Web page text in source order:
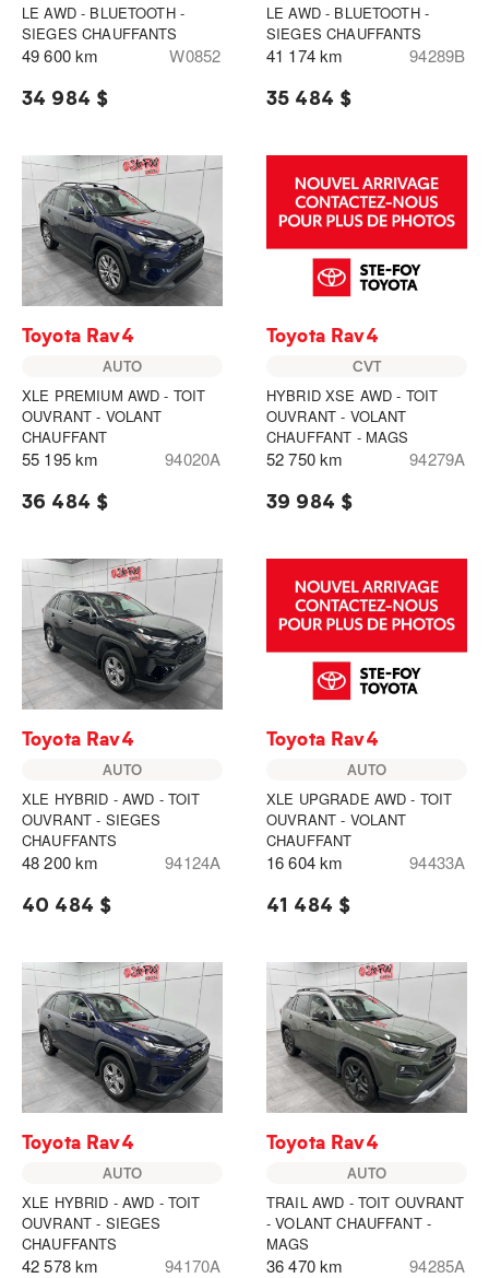
LE AWD - BLUETOOTH -
SIEGES CHAUFFANTS
49 600 km W0852
34 984 $
LE AWD - BLUETOOTH -
SIEGES CHAUFFANTS
41 174 km 94289B
35 484 $
Toyota Rav4
AUTO
XLE PREMIUM AWD - TOIT
OUVRANT - VOLANT
CHAUFFANT
55 195 km 94020A
36 484 $
Toyota Rav4
CVT
HYBRID XSE AWD - TOIT
OUVRANT - VOLANT
CHAUFFANT - MAGS
52 750 km 94279A
39 984 $
Toyota Rav4
AUTO
XLE HYBRID - AWD - TOIT
OUVRANT - SIEGES
CHAUFFANTS
48 200 km 94124A
40 484 $
Toyota Rav4
AUTO
XLE UPGRADE AWD - TOIT
OUVRANT - VOLANT
CHAUFFANT
16 604 km 94433A
41 484 $
Toyota Rav4
AUTO
XLE HYBRID - AWD - TOIT
OUVRANT - SIEGES
CHAUFFANTS
42 578 km 94170A
Toyota Rav4
AUTO
TRAIL AWD - TOIT OUVRANT
- VOLANT CHAUFFANT -
MAGS
36 470 km 94285A